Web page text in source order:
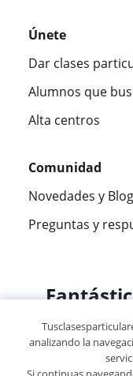
Únete
Dar clases
Alumnos que
Alta centros
Comunidad
Novedades y Blog
Preguntas y
305826
analizando la